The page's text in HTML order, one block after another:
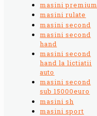
masini premium
masini rulate
masini second
masini second
hand
masini second
hand la lictiatii
auto
masini second
sub 15000euro
masini sh
masini sport